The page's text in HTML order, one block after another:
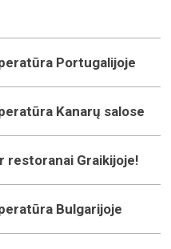
Portugalijoje
Kanarų salose
restoranai Graikijoje!
Bulgarijoje